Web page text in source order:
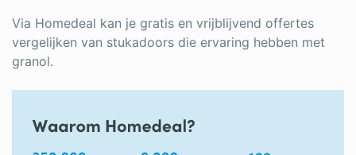
Via Homedeal kan je gratis en vrijblijvend offertes
vergelijken van stukadoors die ervaring hebben met
granol.